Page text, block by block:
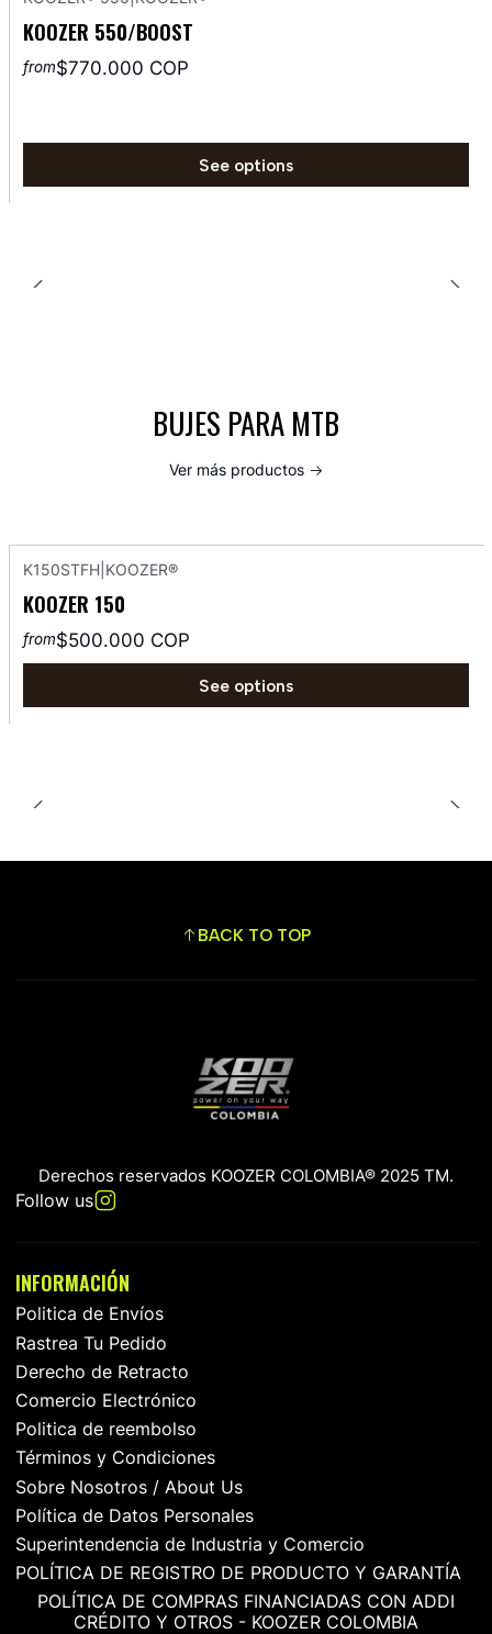
KOOZER 550/BOOST
from$770.000 COP
See options
BUJES PARA MTB
Ver más productos
K150STFH KOOZER®
KOOZER 150
from$500.000 COP
See options
BACK TO TOP
Derechos reservados KOOZER COLOMBIA® 2025 TM.
Follow us
INFORMACIÓN
Politica de Envíos
Rastrea Tu Pedido
Derecho de Retracto
Comercio Electrónico
Politica de reembolso
Términos y Condiciones
Sobre Nosotros / About Us
Política de Datos Personales
Superintendencia de Industria y Comercio
POLÍTICA DE REGISTRO DE PRODUCTO Y GARANTÍA
POLÍTICA DE COMPRAS FINANCIADAS CON ADDI
CRÉDITO Y OTROS - KOOZER COLOMBIA